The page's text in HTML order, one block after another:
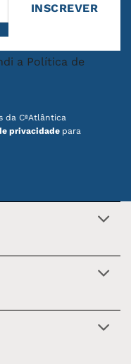
da CªAtlântica
privacidade para